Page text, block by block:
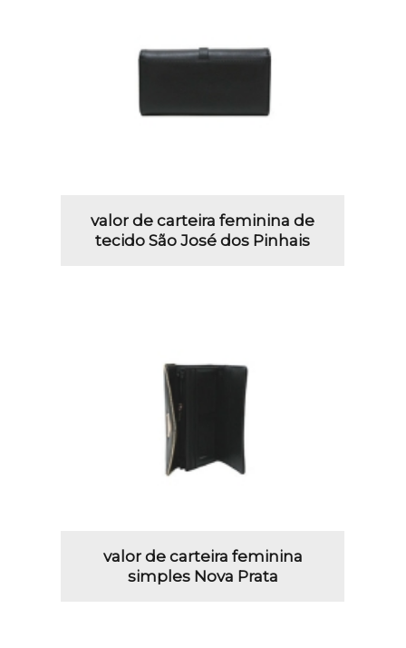
valor de carteira feminina de
tecido São José dos Pinhais
valor de carteira feminina
simples Nova Prata